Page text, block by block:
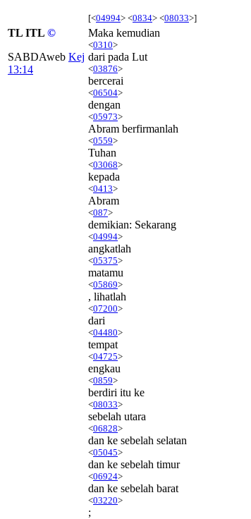
[<04994> <0834> <08033>]
TL ITL ©
SABDAweb Kej
13:14
Maka kemudian
<0310>
dari pada Lut
<03876>
bercerai
<06504>
dengan
<05973>
Abram berfirmanlah
<0559>
Tuhan
<03068>
kepada
<0413>
Abram
<087>
demikian: Sekarang
<04994>
angkatlah
<05375>
matamu
<05869>
, lihatlah
<07200>
dari
<04480>
tempat
<04725>
engkau
<0859>
berdiri itu ke
<08033>
sebelah utara
<06828>
dan ke sebelah selatan
<05045>
dan ke sebelah timur
<06924>
dan ke sebelah barat
<03220>
;